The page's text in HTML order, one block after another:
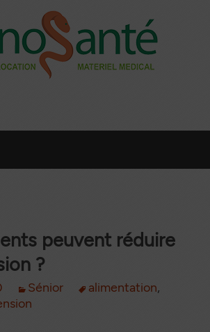
peuvent réduire
?
Sénior alimentation,